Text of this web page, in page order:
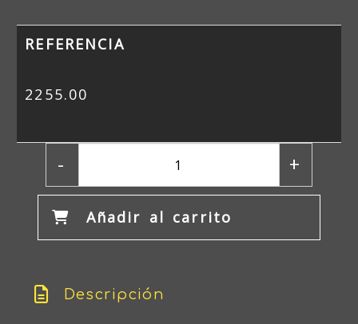
REFERENCIA
2255.00
- +
Añadir al carrito
Descripción